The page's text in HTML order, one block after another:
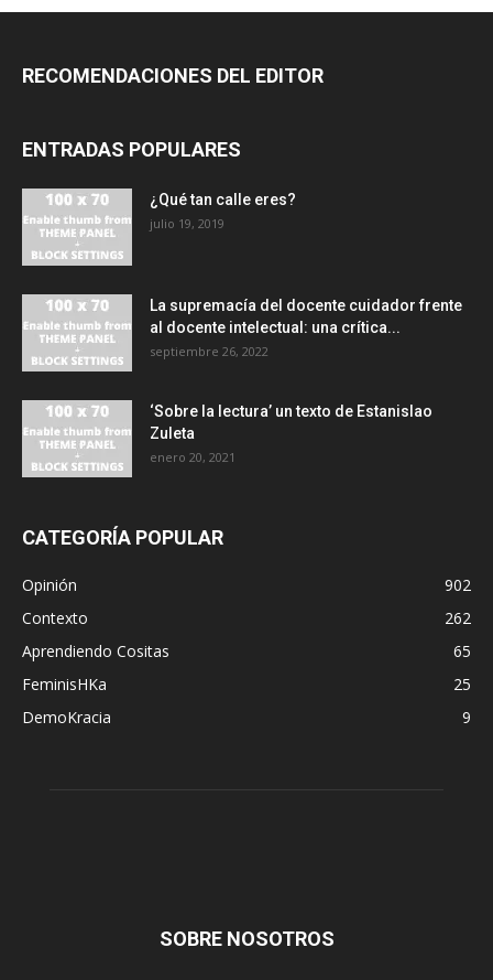
RECOMENDACIONES DEL EDITOR
ENTRADAS POPULARES
¿Qué tan calle eres?
julio 19, 2019
La supremacía del docente cuidador frente
al docente intelectual: una crítica...
septiembre 26, 2022
‘Sobre la lectura’ un texto de Estanislao
Zuleta
enero 20, 2021
CATEGORÍA POPULAR
Opinión
902
Contexto
262
Aprendiendo Cositas
65
FeminisHKa
25
DemoKracia
9
SOBRE NOSOTROS